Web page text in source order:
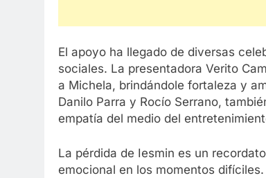
El apoyo ha llegado de diversas
sociales. La presentadora Verito
a Michela, brindándole fortaleza y
Danilo Parra y Rocío Serrano,
empatía del medio del
La pérdida de Iesmin es un
emocional en los momentos